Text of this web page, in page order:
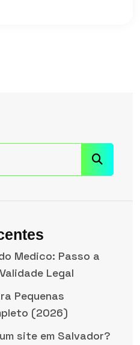
Medico: Passo a
Legal
Pequenas
(2026)
site em Salvador?